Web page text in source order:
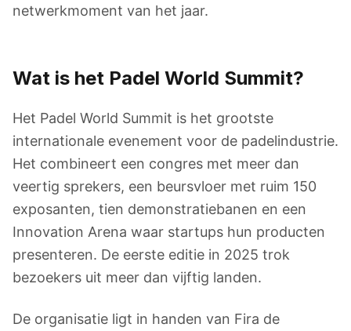
netwerkmoment van het jaar.
Wat is het Padel World Summit?
Het Padel World Summit is het grootste
internationale evenement voor de padelindustrie.
Het combineert een congres met meer dan
veertig sprekers, een beursvloer met ruim 150
exposanten, tien demonstratiebanen en een
Innovation Arena waar startups hun producten
presenteren. De eerste editie in 2025 trok
bezoekers uit meer dan vijftig landen.
De organisatie ligt in handen van Fira de